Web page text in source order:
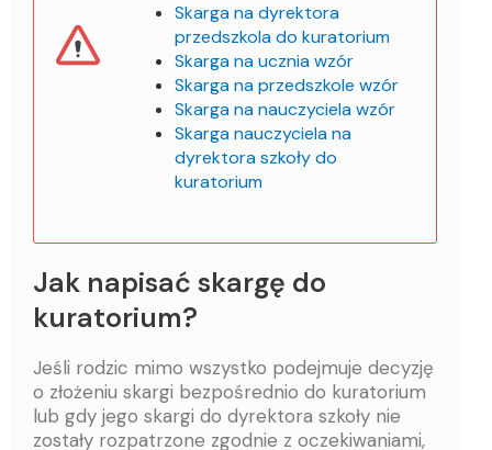
Skarga na dyrektora
przedszkola do kuratorium
Skarga na ucznia wzór
Skarga na przedszkole wzór
Skarga na nauczyciela wzór
Skarga nauczyciela na
dyrektora szkoły do
kuratorium
Jak napisać skargę do
kuratorium?
Jeśli rodzic mimo wszystko podejmuje decyzję
o złożeniu skargi bezpośrednio do kuratorium
lub gdy jego skargi do dyrektora szkoły nie
zostały rozpatrzone zgodnie z oczekiwaniami,